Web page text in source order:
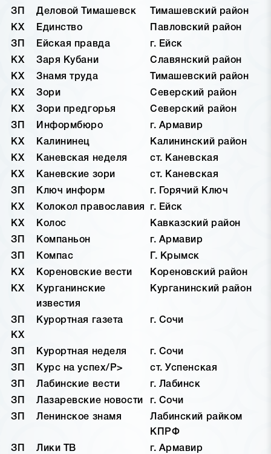
ЗП Деловой Тимашевск
Тимашевский район
КХ
Единство
Павловский район
ЗП
Ейская правда
г. Ейск
КХ
Заря Кубани
Славянский район
КХ
Знамя труда
Тимашевский район
КХ
Зори
Северский район
КХ
Зори предгорья
Северский район
ЗП
Информбюро
г. Армавир
КХ
Калининец
Калининский район
КХ
Каневская неделя
ст. Каневская
КХ
Каневские зори
ст. Каневская
ЗП
Ключ информ
г. Горячий Ключ
КХ
Колокол православия
г. Ейск
КХ
Колос
Кавказский район
ЗП
Компаньон
г. Армавир
ЗП
Компас
Г. Крымск
КХ
Кореновские вести
Кореновский район
КХ
Курганинские
известия
Курганинский район
ЗП
КХ
Курортная газета г. Сочи
ЗП Курортная неделя
г. Сочи
ЗП
Курс на успех/P>
ст. Успенская
ЗП
Лабинские вести
г. Лабинск
ЗП
Лазаревские новости
г. Сочи
ЗП
Ленинское знамя
Лабинский райком
КПРФ
ЗП
Лики ТВ
г. Армавир